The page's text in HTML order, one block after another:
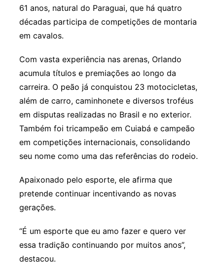
61 anos, natural do Paraguai, que há quatro
décadas participa de competições de montaria
em cavalos.
Com vasta experiência nas arenas, Orlando
acumula títulos e premiações ao longo da
carreira. O peão já conquistou 23 motocicletas,
além de carro, caminhonete e diversos troféus
em disputas realizadas no Brasil e no exterior.
Também foi tricampeão em Cuiabá e campeão
em competições internacionais, consolidando
seu nome como uma das referências do rodeio.
Apaixonado pelo esporte, ele afirma que
pretende continuar incentivando as novas
gerações.
“É um esporte que eu amo fazer e quero ver
essa tradição continuando por muitos anos”,
destacou.